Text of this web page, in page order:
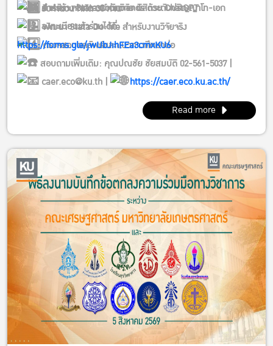
รับจำนวนจำกัด 30 ท่าน
การสร้าง Stata Commands ด้วย ChatGPT
พัฒนา Stata Do-file สำหรับงานวิจัยจริง
ตรวจสอบผลลัพธ์และแนวทางศึกษาต่อ
สำหรับ: คณาจารย์ นักวิจัย นิสิตระดับปริญญาโท-เอก
ลงทะเบียนเข้าร่วมได้ที่:
https://forms.gle/jwUbJihFEa3cmxKU6
สอบถามเพิ่มเติม: คุณปณชัย ชัยสมบัติ 02-561-5037 |
caer.eco@ku.th |
https://caer.eco.ku.ac.th/
Read more